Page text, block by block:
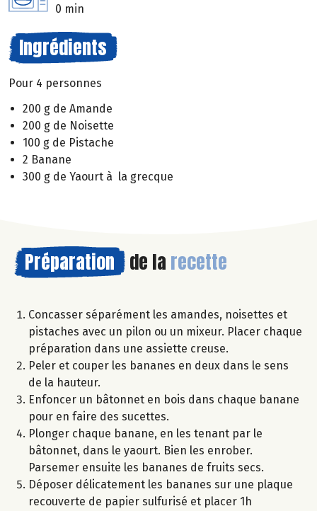
0 min
Ingrédients
Pour 4 personnes
200 g de Amande
200 g de Noisette
100 g de Pistache
2 Banane
300 g de Yaourt à la grecque
Préparation de la recette
Concasser séparément les amandes, noisettes et
pistaches avec un pilon ou un mixeur. Placer chaque
préparation dans une assiette creuse.
Peler et couper les bananes en deux dans le sens
de la hauteur.
Enfoncer un bâtonnet en bois dans chaque banane
pour en faire des sucettes.
Plonger chaque banane, en les tenant par le
bâtonnet, dans le yaourt. Bien les enrober.
Parsemer ensuite les bananes de fruits secs.
Déposer délicatement les bananes sur une plaque
recouverte de papier sulfurisé et placer 1h